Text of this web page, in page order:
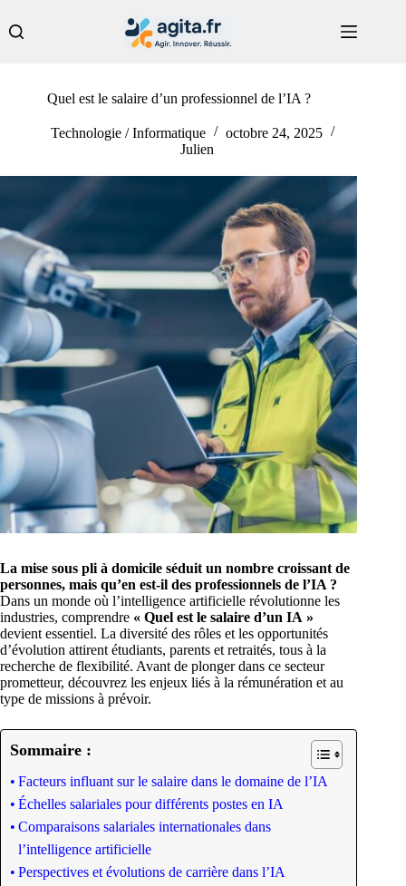
au
contenu
Quel est le salaire d’un professionnel de l’IA ?
Technologie / Informatique
octobre 24, 2025
Julien
La mise sous pli à domicile séduit un nombre croissant de
personnes, mais qu’en est-il des professionnels de l’IA ?
Dans un monde où l’intelligence artificielle révolutionne les
industries, comprendre « Quel est le salaire d’un IA »
devient essentiel. La diversité des rôles et les opportunités
d’évolution attirent étudiants, parents et retraités, tous à la
recherche de flexibilité. Avant de plonger dans ce secteur
prometteur, découvrez les enjeux liés à la rémunération et au
type de missions à prévoir.
Sommaire :
Facteurs influant sur le salaire dans le domaine de l’IA
Échelles salariales pour différents postes en IA
Comparaisons salariales internationales dans
l’intelligence artificielle
Perspectives et évolutions de carrière dans l’IA